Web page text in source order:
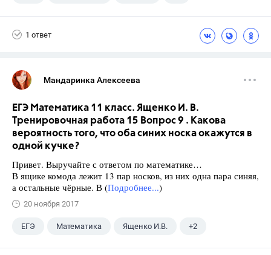
1 ответ
Мандаринка Алексеева
ЕГЭ Математика 11 класс. Ященко И. В.
Тренировочная работа 15 Вопрос 9 . Какова
вероятность того, что оба синих носка окажутся в
одной кучке?
Привет. Выручайте с ответом по математике…
В ящике комода лежит 13 пар носков, из них одна пара синяя,
а остальные чёрные. В (Подробнее...)
20 ноября 2017
ЕГЭ Математика Ященко И.В. +2